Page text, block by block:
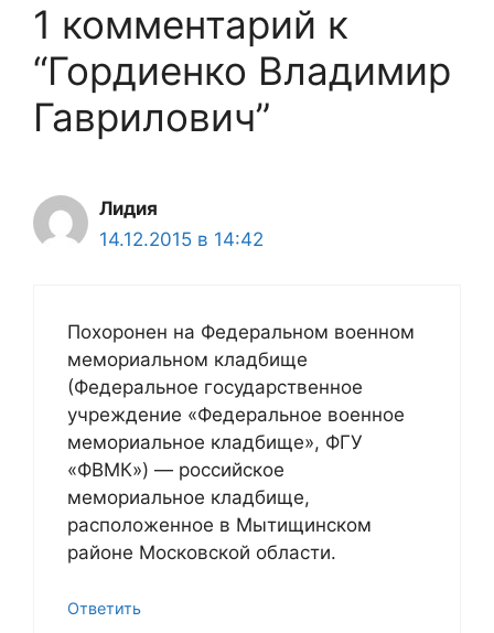
1 комментарий к
“Гордиенко Владимир
Гаврилович”
Лидия
14.12.2015 в 14:42
Похоронен на Федеральном военном
мемориальном кладбище
(Федеральное государственное
учреждение «Федеральное военное
мемориальное кладбище», ФГУ
«ФВМК») — российское
мемориальное кладбище,
расположенное в Мытищинском
районе Московской области.
Ответить